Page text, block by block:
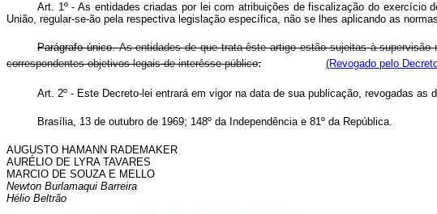
Art. 1º - As entidades criadas por lei com atribuições de fiscalização do exercício
União, regular-se-ão pela respectiva legislação específica, não se lhes aplicando as
Parágrafo único.As entidades de que trata êste artigo estão sujeitas à
correspondentes objetivos legais de interêsse público. (Revogado pelo
Art. 2º - Este Decreto-lei entrará em vigor na data de sua publicação, revogadas as
Brasília, 13 de outubro de 1969; 148º da Independência e 81º da República.
AUGUSTO HAMANN RADEMAKER
AURÉLIO DE LYRA TAVARES
MARCIO DE SOUZA E MELLO
Newton Burlamaqui Barreira
Hélio Beltrão